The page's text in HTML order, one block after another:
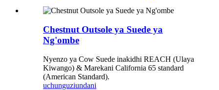
Chestnut Outsole ya Suede ya
Ng'ombe
Nyenzo ya Cow Suede inakidhi REACH (Ulaya
Kiwango) & Marekani California 65 standard
(American Standard).
uchunguziundani